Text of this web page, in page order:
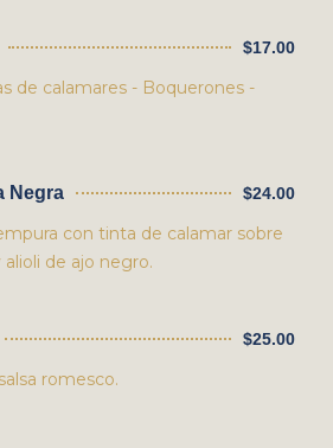
$17.00
de calamares - Boquerones -
Negra $24.00
con tinta de calamar sobre
de ajo negro.
$25.00
romesco.